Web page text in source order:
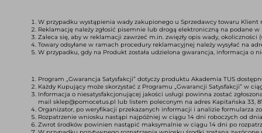
W przypadku wystąpienia wady zakupionego u Sprzedawcy towaru
Reklamację należy zgłosić pisemnie lub drogą elektroniczną na podane
Zaleca się, aby w reklamacji zawrzeć m.in. zwięzły opis wady,
Towary odsyłane w ramach procedury reklamacyjnej należy wysyłać na
W przypadku, gdy na Produkt została udzielona gwarancja, informacja o
Program „Gwarancja Satysfakcji” dotyczy produktu Akademia TUS
Każdy Kupujący może skorzystać z Programu „Gwarancji Satysfakcji” w
Informacja o niesatysfakcjonującej jakości usługi powinna zostać
mail sklep@pomocetus.pl lub listem poleconym na adres Kapitańska 33,
Organizator, po weryfikacji przekazanych informacji i analizie formularza
Rozpatrzenie wniosku nastąpi najpóźniej w ciągu 14 dni roboczych od
Zwrot środków powinien nastąpić maksymalnie w ciągu 14 dni po